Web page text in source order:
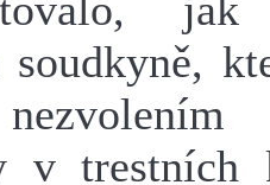
v trestních